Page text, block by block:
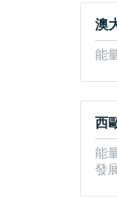
澳
能
西
能
發